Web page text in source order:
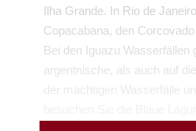
Ilha Grande. In Rio de
Copacabana, den
Bei den Iguazu Wasserfällen
argentnische, als auch auf